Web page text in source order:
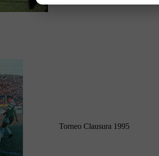
Torneo Clausura 1995